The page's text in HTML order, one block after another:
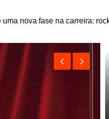
2010, nas plataformas digitais